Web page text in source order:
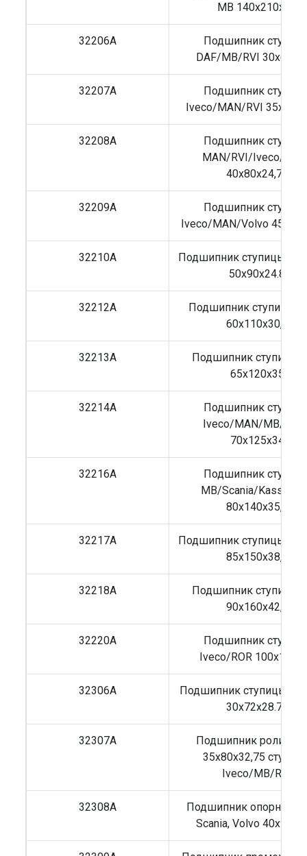
MB 140x210x45
32206A
Подшипник
DAF/MB/RVI
32207A
Подшипник
Iveco/MAN/RVI
32208A
Подшипник
MAN/RVI/Iveco/
40x80x24,75
32209A
Подшипник
Iveco/MAN/Volvo
32210A
Подшипник ступицы
50x90x24.8
32212A
Подшипник ступицы
60x110x30,9
32213A
Подшипник ступицы
65x120x35
32214A
Подшипник
Iveco/MAN/MB/
70x125x34
32216A
Подшипник
MB/Scania/
80x140x35,3
32217A
Подшипник ступицы
85x150x38,5
32218A
Подшипник ступицы
90x160x42,5
32220A
Подшипник
Iveco/ROR
32306A
Подшипник ступицы
30x72x28.75
32307A
Подшипник
35x80x32,75
Iveco/MB/RVI
32308A
Подшипник опорный
Scania, Volvo